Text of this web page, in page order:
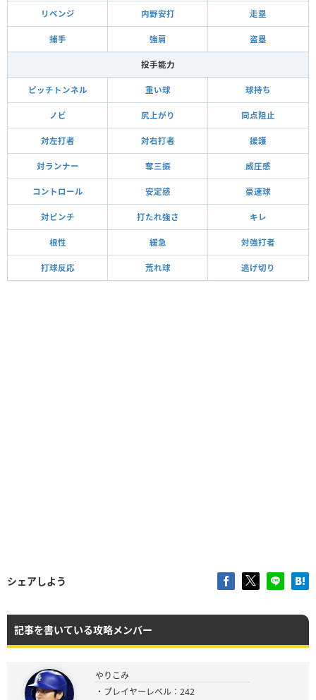
リベンジ 内野安打 走塁
捕手 強肩 盗塁
投手能力
ピッチトンネル 重い球 球持ち
ノビ 尻上がり 同点阻止
対左打者 対右打者 援護
対ランナー 奪三振 威圧感
コントロール 安定感 豪速球
対ピンチ 打たれ強さ キレ
根性 緩急 対強打者
打球反応 荒れ球 逃げ切り
シェアしよう
記事を書いている攻略メンバー
やりこみ
・プレイヤーレベル：242